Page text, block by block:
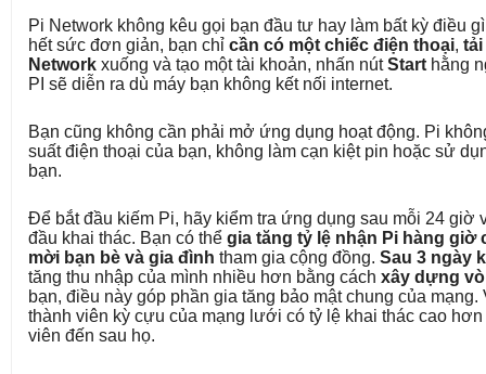
Pi Network không kêu gọi bạn đầu tư hay làm bất kỳ điều
hết sức đơn giản, bạn chỉ cần có một chiếc điện thoại, tải
Network xuống và tạo một tài khoản, nhấn nútStart hằng
PI sẽ diễn ra dù máy bạn không kết nối internet.
Bạn cũng không cần phải mở ứng dụng hoạt động. Pi
suất điện thoại của bạn, không làm cạn kiệt pin hoặc sử
bạn.
Để bắt đầu kiếm Pi, hãy kiểm tra ứng dụng sau mỗi 24 giờ
đầu khai thác. Bạn có thể gia tăng tỷ lệ nhận Pi hàng giờ
mời bạn bè và gia đình tham gia cộng đồng. Sau 3 ngày
tăng thu nhập của mình nhiều hơn bằng cách xây dựng
bạn, điều này góp phần gia tăng bảo mật chung của
thành viên kỳ cựu của mạng lưới có tỷ lệ khai thác cao
viên đến sau họ.